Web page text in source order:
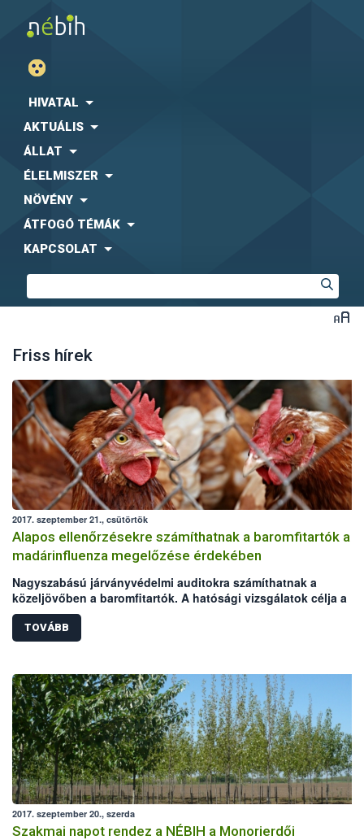
HIVATAL
AKTUÁLIS
ÁLLAT
ÉLELMISZER
NÖVÉNY
ÁTFOGÓ TÉMÁK
KAPCSOLAT
Friss hírek
2017. szeptember 21., csütörtök
Alapos ellenőrzésekre számíthatnak a baromfitartók a
madárinfluenza megelőzése érdekében
Nagyszabású járványvédelmi auditokra számíthatnak a
közeljövőben a baromfitartók. A hatósági vizsgálatok célja a
madárinfluenza megelőzése, melynek felbukkanására az őszi-
vadmadárvonulások idején ismét nagyobb az esély. Az akció a
Baromfi Termék Tanács (BTT) kezdeményezésére indul,
(NÉBIH) és a területileg illetékes kormányhivatalok biztosítják a
szakmai hátteret. Az audit arra hívja fel az állattartók figyelmét,
hogy a járványvédelmi előírások betartásával sokat tehetnek a
baromfiágazati kockázatok csökkentéséért.
TOVÁBB
2017. szeptember 20., szerda
Szakmai napot rendez a NÉBIH a Monorierdői